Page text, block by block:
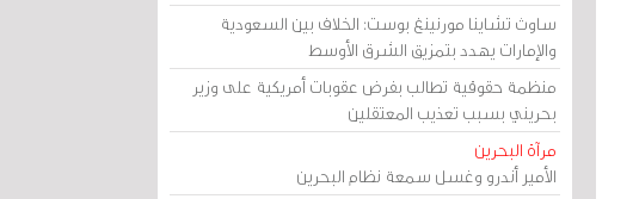
ساوث تشاينا مورنينغ بوست: الخلاف بين السعودية
والإمارات يهدد بتمزيق الشرق الأوسط
منظمة حقوقية تطالب بفرض عقوبات أمريكية على وزير
بحريني بسبب تعذيب المعتقلين
مرآة البحرين
الأمير أندرو وغسل سمعة نظام البحرين